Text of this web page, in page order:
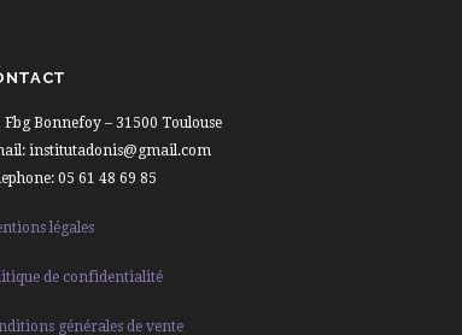
Fbg Bonnefoy – 31500 Toulouse
institutadonis@gmail.com
05 61 48 69 85
légales
de confidentialité
générales de vente